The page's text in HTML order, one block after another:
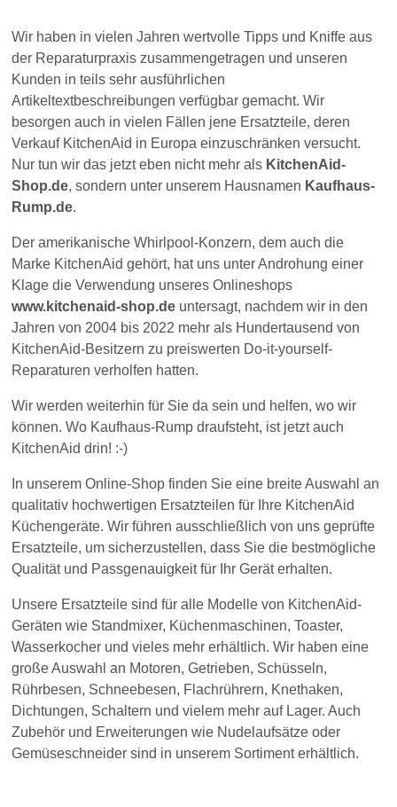
Wir haben in vielen Jahren wertvolle Tipps und Kniffe aus
der Reparaturpraxis zusammengetragen und unseren
Kunden in teils sehr ausführlichen
Artikeltextbeschreibungen verfügbar gemacht. Wir
besorgen auch in vielen Fällen jene Ersatzteile, deren
Verkauf KitchenAid in Europa einzuschränken versucht.
Nur tun wir das jetzt eben nicht mehr als KitchenAid-
Shop.de, sondern unter unserem Hausnamen Kaufhaus-
Rump.de.
Der amerikanische Whirlpool-Konzern, dem auch die
Marke KitchenAid gehört, hat uns unter Androhung einer
Klage die Verwendung unseres Onlineshops
www.kitchenaid-shop.de untersagt, nachdem wir in den
Jahren von 2004 bis 2022 mehr als Hundertausend von
KitchenAid-Besitzern zu preiswerten Do-it-yourself-
Reparaturen verholfen hatten.
Wir werden weiterhin für Sie da sein und helfen, wo wir
können. Wo Kaufhaus-Rump draufsteht, ist jetzt auch
KitchenAid drin! :-)
In unserem Online-Shop finden Sie eine breite Auswahl an
qualitativ hochwertigen Ersatzteilen für Ihre KitchenAid
Küchengeräte. Wir führen ausschließlich von uns geprüfte
Ersatzteile, um sicherzustellen, dass Sie die bestmögliche
Qualität und Passgenauigkeit für Ihr Gerät erhalten.
Unsere Ersatzteile sind für alle Modelle von KitchenAid-
Geräten wie Standmixer, Küchenmaschinen, Toaster,
Wasserkocher und vieles mehr erhältlich. Wir haben eine
große Auswahl an Motoren, Getrieben, Schüsseln,
Rührbesen, Schneebesen, Flachrührern, Knethaken,
Dichtungen, Schaltern und vielem mehr auf Lager. Auch
Zubehör und Erweiterungen wie Nudelaufsätze oder
Gemüseschneider sind in unserem Sortiment erhältlich.